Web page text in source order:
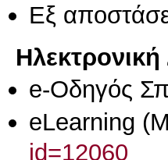
Eξ
e-Οδηγός
eLearning
id=12060